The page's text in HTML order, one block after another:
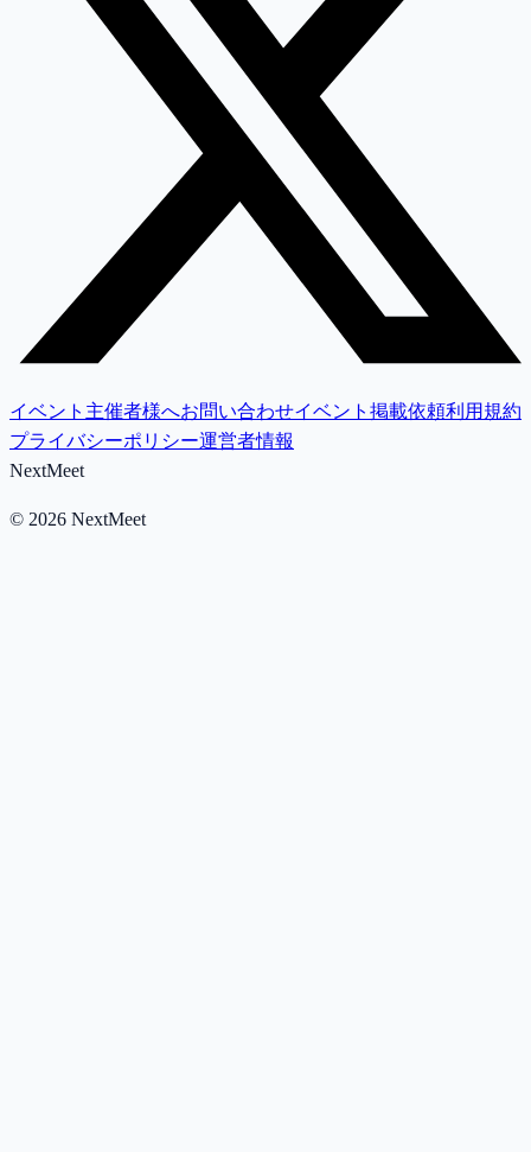
イベント主催者様へお問い合わせイベント掲載依頼利用規約
プライバシーポリシー運営者情報
NextMeet
© 2026 NextMeet